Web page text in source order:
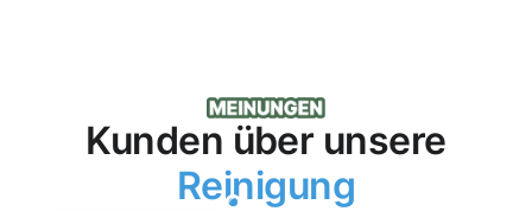
Kunden über unsere
Reinigung